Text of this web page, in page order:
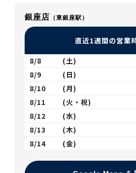
銀座店 （東銀座駅）
直近1週間の営業
8/8 (土)
8/9
(日)
8/10
(月)
8/11
(火・祝)
8/12
(水)
8/13
(木)
8/14
(金)